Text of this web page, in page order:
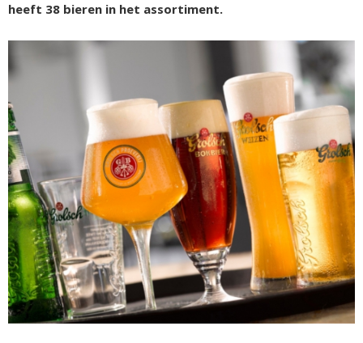
heeft 38 bieren in het assortiment.